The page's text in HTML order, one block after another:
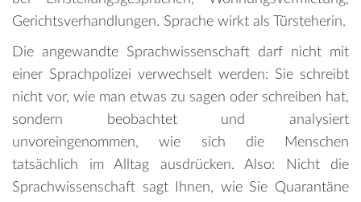
Gerichtsverhandlungen. Sprache wirkt als Türsteherin.
Die angewandte Sprachwissenschaft darf nicht mit
einer Sprachpolizei verwechselt werden: Sie schreibt
nicht vor, wie man etwas zu sagen oder schreiben hat,
sondern beobachtet und analysiert
unvoreingenommen, wie sich die Menschen
tatsächlich im Alltag ausdrücken. Also: Nicht die
Sprachwissenschaft sagt Ihnen, wie Sie Quarantäne